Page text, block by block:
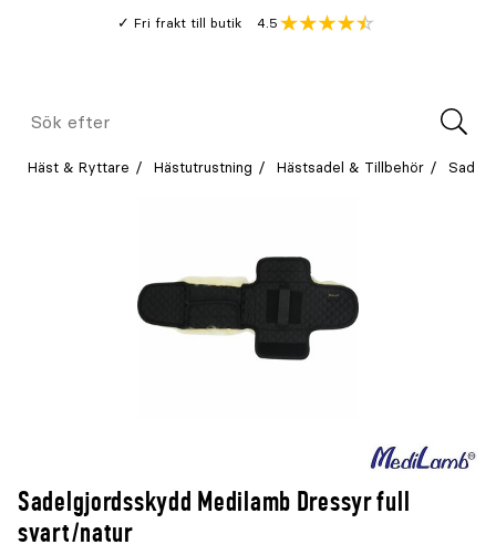
Fri frakt till butik
Genomsnitt
4.5
Meny
Sök
Häst & Ryttare Hästutrustning Hästsadel & Tillbehör
Sadelgjordsskydd Medilamb Dressyr full
svart/natur